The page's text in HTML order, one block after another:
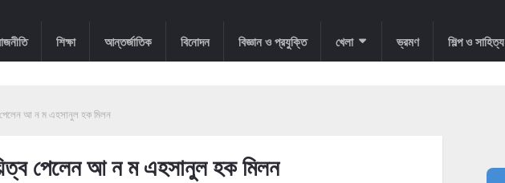
শিক্ষা আন্তর্জাতিক বিনোদন বিজ্ঞান ও প্রযুক্তি খেলা ভ্রমণ শিল্প ও সাহিত্য
পেলেন আ ন ম এহসানুল হক মিলন
পেলেন আ ন ম এহসানুল হক মিলন